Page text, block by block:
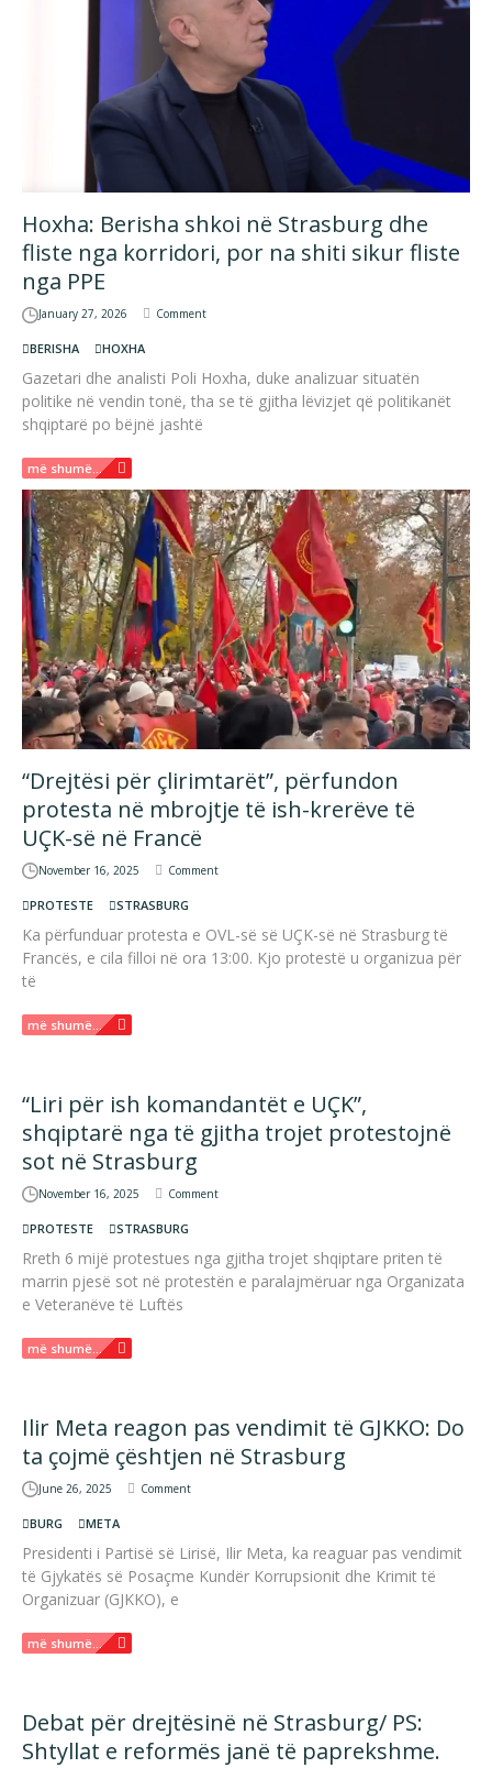
Hoxha: Berisha shkoi në Strasburg dhe
fliste nga korridori, por na shiti sikur fliste
nga PPE
January 27, 2026 Comment
BERISHA HOXHA
Gazetari dhe analisti Poli Hoxha, duke analizuar situatën
politike në vendin tonë, tha se të gjitha lëvizjet që politikanët
shqiptarë po bëjnë jashtë
më shumë...
“Drejtësi për çlirimtarët”, përfundon
protesta në mbrojtje të ish-krerëve të
UÇK-së në Francë
November 16, 2025 Comment
PROTESTE STRASBURG
Ka përfunduar protesta e OVL-së së UÇK-së në Strasburg të
Francës, e cila filloi në ora 13:00. Kjo protestë u organizua për
të
më shumë...
“Liri për ish komandantët e UÇK”,
shqiptarë nga të gjitha trojet protestojnë
sot në Strasburg
November 16, 2025 Comment
PROTESTE STRASBURG
Rreth 6 mijë protestues nga gjitha trojet shqiptare priten të
marrin pjesë sot në protestën e paralajmëruar nga Organizata
e Veteranëve të Luftës
më shumë...
Ilir Meta reagon pas vendimit të GJKKO: Do
ta çojmë çështjen në Strasburg
June 26, 2025 Comment
BURG META
Presidenti i Partisë së Lirisë, Ilir Meta, ka reaguar pas vendimit
të Gjykatës së Posaçme Kundër Korrupsionit dhe Krimit të
Organizuar (GJKKO), e
më shumë...
Debat për drejtësinë në Strasburg/ PS:
Shtyllat e reformës janë të paprekshme.